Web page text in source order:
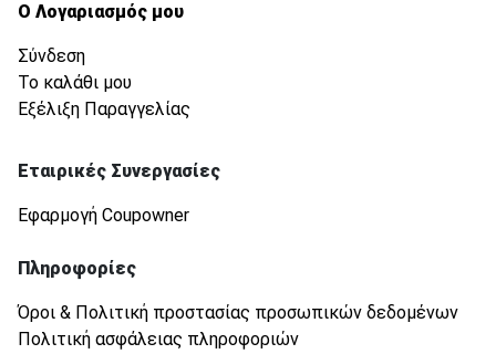
Ο Λογαριασμός μου
Σύνδεση
Το καλάθι μου
Εξέλιξη Παραγγελίας
Εταιρικές Συνεργασίες
Εφαρμογή Coupowner
Πληροφορίες
Όροι & Πολιτική προστασίας προσωπικών δεδομένων
Πολιτική ασφάλειας πληροφοριών